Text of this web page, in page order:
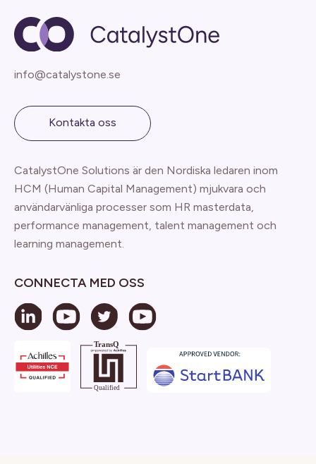
info@catalystone.se
Kontakta oss
CatalystOne Solutions är den Nordiska ledaren inom
HCM (Human Capital Management) mjukvara och
användarvänliga processer som HR masterdata,
performance management, talent management och
learning management.
CONNECTA MED OSS